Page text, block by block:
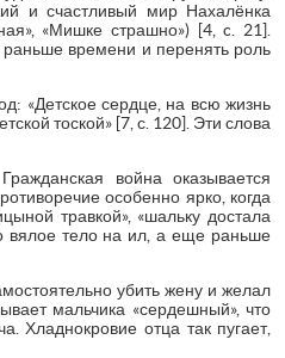
и счастливый мир Нахалёнка
«Мишке страшно») [4, c. 21].
раньше времени и перенять роль
«Детское сердце, на всю жизнь
тоской» [7, с. 120]. Эти слова
война оказывается
особенно ярко, когда
травкой», «шальку достала
вялое тело на ил, а еще раньше
убить жену и желал
мальчика «сердешный», что
Хладнокровие отца так пугает,